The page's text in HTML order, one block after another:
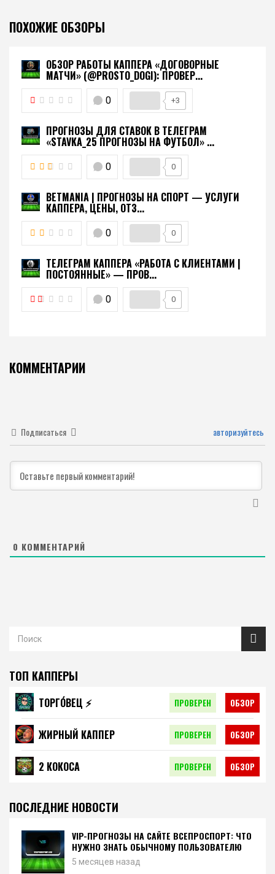
ПОХОЖИЕ ОБЗОРЫ
ОБЗОР РАБОТЫ КАППЕРА «ДОГОВОРНЫЕ
МАТЧИ» (@PROSTO_DOGI): ПРОВЕР...
0 +3
ПРОГНОЗЫ ДЛЯ СТАВОК В ТЕЛЕГРАМ
«STAVKA_25 ПРОГНОЗЫ НА ФУТБОЛ» ...
0 0
BETMANIA | ПРОГНОЗЫ НА СПОРТ — УСЛУГИ
КАППЕРА, ЦЕНЫ, ОТЗ...
0 0
ТЕЛЕГРАМ КАППЕРА «РАБОТА С КЛИЕНТАМИ |
ПОСТОЯННЫЕ» — ПРОВ...
0 0
КОММЕНТАРИИ
Подписаться авторизуйтесь
0 КОММЕНТАРИЙ
ТОП КАППЕРЫ
ТОРГО́ВЕЦ ⚡️ ПРОВЕРЕН ОБЗОР
ЖИРНЫЙ КАППЕР ПРОВЕРЕН ОБЗОР
2 КОКОСА ПРОВЕРЕН ОБЗОР
ПОСЛЕДНИЕ НОВОСТИ
VIP-ПРОГНОЗЫ НА САЙТЕ ВСЕПРОСПОРТ: ЧТО
НУЖНО ЗНАТЬ ОБЫЧНОМУ ПОЛЬЗОВАТЕЛЮ
5 месяцев назад